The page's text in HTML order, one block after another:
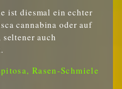
ist diesmal ein echter
cannabina oder auf
auch
Rasen-Schmiele